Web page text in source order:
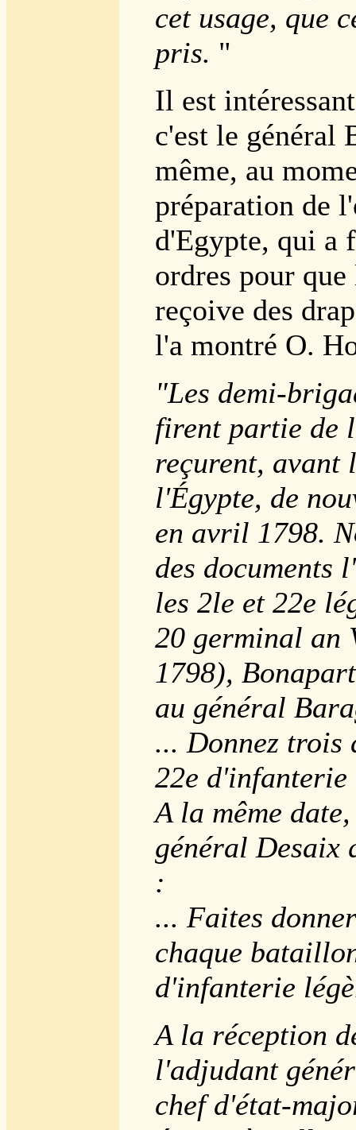
cet usage, que
pris. "
Il est
c'est le général
même, au
préparation de
d'Egypte, qui a
ordres pour
reçoive des
l'a montré O.
"Les demi-
firent partie de
reçurent, avant
l'Égypte, de
en avril 1798.
des documents
les 2le et 22e
20 germinal an
1798),
au général
... Donnez trois
22e d'infanterie
A la même
général Desaix
:
... Faites
chaque
d'infanterie
A la réception
l'adjudant
chef d'état-